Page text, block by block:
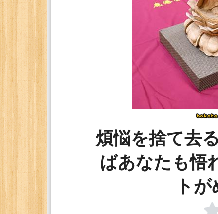
煩悩を捨て去
ばあなたも悟
ト